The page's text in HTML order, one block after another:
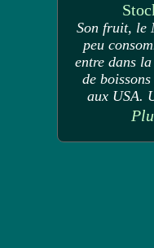
Son fruit, le
peu
entre dans
de
aux USA.